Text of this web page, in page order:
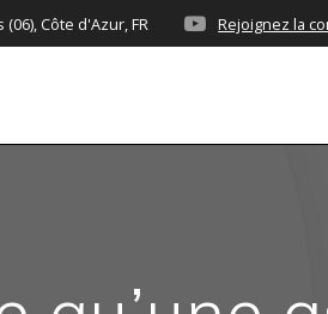
Côte d'Azur, FR Rejoignez la